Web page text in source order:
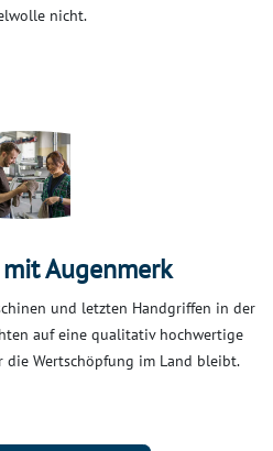
nicht.
Augenmerk
und letzten Handgriffen in der
auf eine qualitativ hochwertige
Wertschöpfung im Land bleibt.